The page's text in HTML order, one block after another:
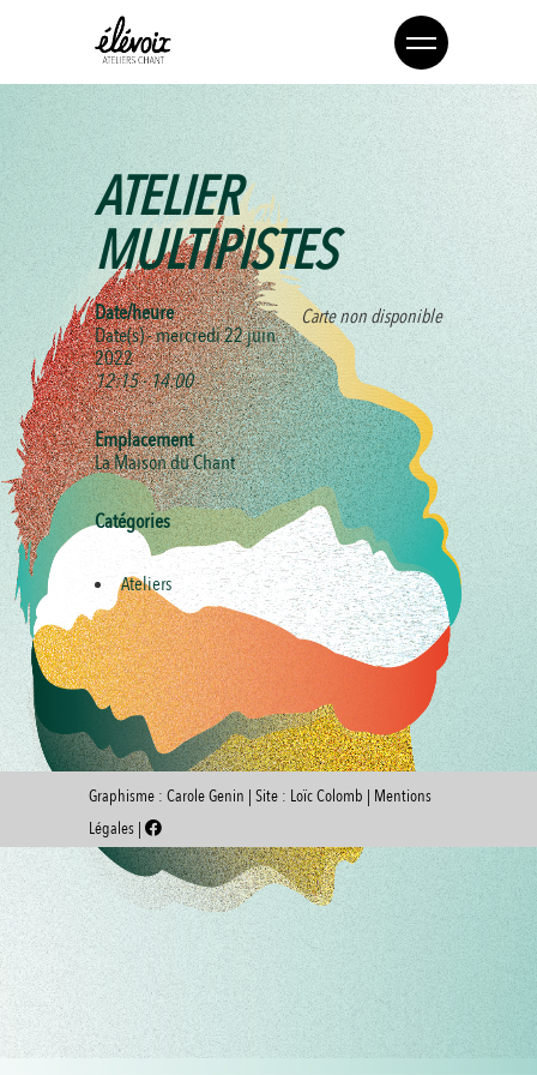
ATELIER
MULTIPISTES
Carte non disponible
Date/heure
Date(s) - mercredi 22 juin
2022
12:15 - 14:00
Emplacement
La Maison du Chant
Catégories
Ateliers
Graphisme : Carole Genin | Site : Loïc Colomb | Mentions
Légales |